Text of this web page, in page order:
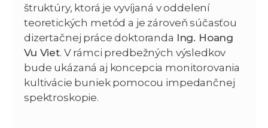
štruktúry, ktorá je vyvíjaná v oddelení
teoretických metód a je zároveň súčasťou
dizertačnej práce doktoranda Ing. Hoang
Vu Viet. V rámci predbežných výsledkov
bude ukázaná aj koncepcia monitorovania
kultivácie buniek pomocou impedančnej
spektroskopie.